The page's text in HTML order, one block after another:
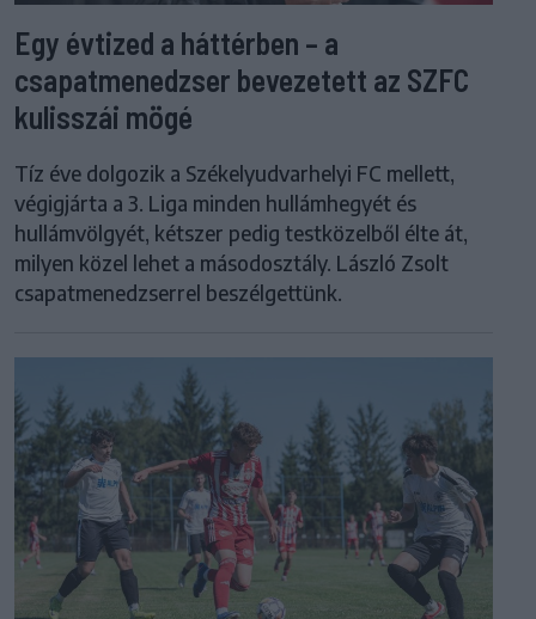
Egy évtized a háttérben – a
csapatmenedzser bevezetett az SZFC
kulisszái mögé
Tíz éve dolgozik a Székelyudvarhelyi FC mellett,
végigjárta a 3. Liga minden hullámhegyét és
hullámvölgyét, kétszer pedig testközelből élte át,
milyen közel lehet a másodosztály. László Zsolt
csapatmenedzserrel beszélgettünk.